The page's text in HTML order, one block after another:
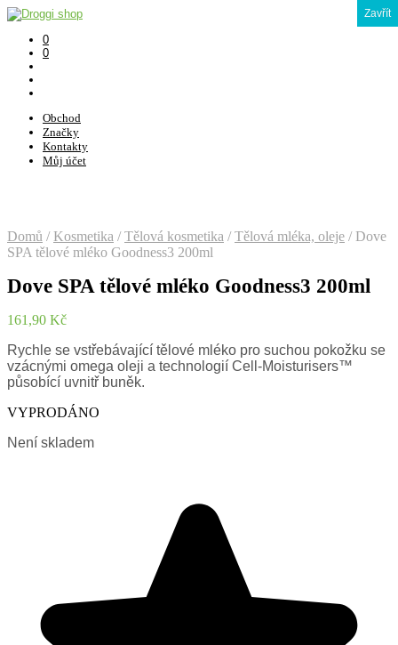
0
0
Obchod
Značky
Kontakty
Můj účet
Domů / Kosmetika / Tělová kosmetika / Tělová mléka, oleje /Dove
SPA tělové mléko Goodness3 200ml
Dove SPA tělové mléko Goodness3 200ml
161,90 Kč
Rychle se vstřebávající tělové mléko pro suchou pokožku se
vzácnými omega oleji a technologií Cell-Moisturisers™
působící uvnitř buněk.
VYPRODÁNO
Není skladem
Zavřít